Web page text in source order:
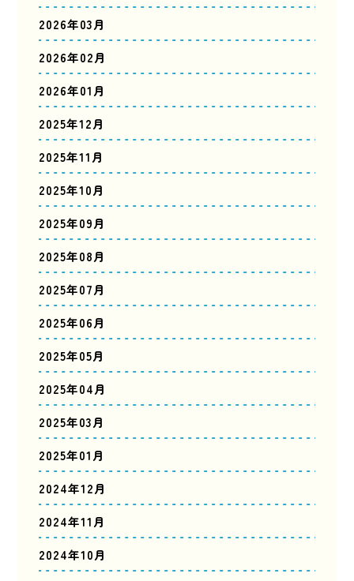
2026年03月
2026年02月
2026年01月
2025年12月
2025年11月
2025年10月
2025年09月
2025年08月
2025年07月
2025年06月
2025年05月
2025年04月
2025年03月
2025年01月
2024年12月
2024年11月
2024年10月